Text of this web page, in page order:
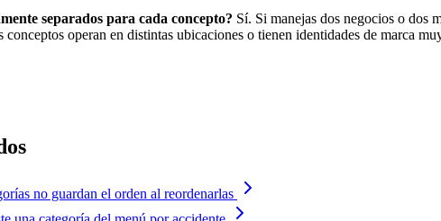
separados para cada concepto? Sí. Si manejas dos negocios o dos
operan en distintas ubicaciones o tienen identidades de marca
no guardan el orden al reordenarlas